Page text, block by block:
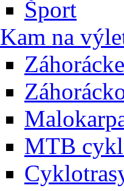
Šport
Kam na
MTB